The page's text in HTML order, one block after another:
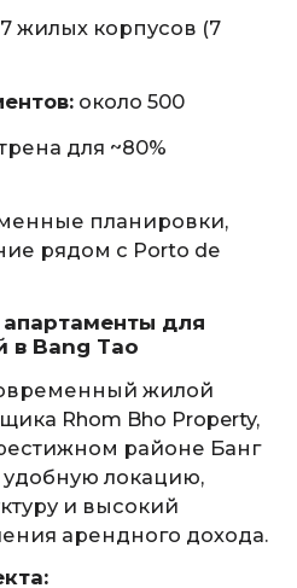
жилых корпусов (7
около 500
для ~80%
планировки,
рядом с Porto de
для
в Bang Tao
жилой
Rhom Bho Property,
районе Банг
удобную локацию,
и высокий
арендного дохода.